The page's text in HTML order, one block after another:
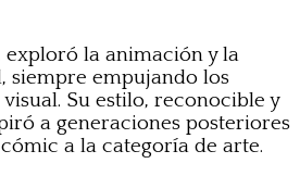
exploró la animación y la
siempre empujando los
Su estilo, reconocible y
a generaciones posteriores
a la categoría de arte.